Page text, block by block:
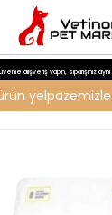
alışveriş yapın, siparişiniz